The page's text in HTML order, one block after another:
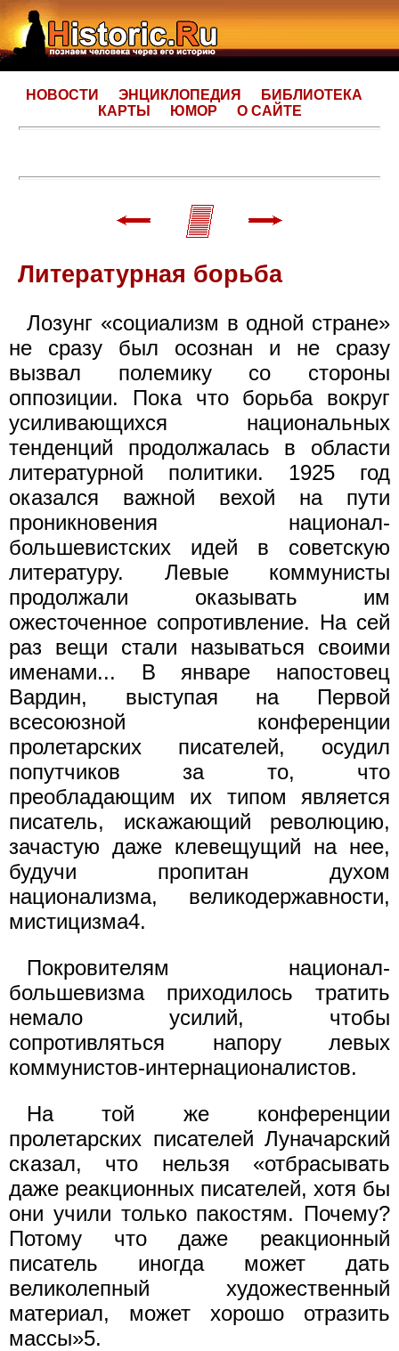
НОВОСТИ ЭНЦИКЛОПЕДИЯ
БИБЛИОТЕКА
КАРТЫ
ЮМОР О САЙТЕ
Литературная борьба
Лозунг «социализм в одной стране»
не сразу был осознан и не сразу
вызвал полемику со стороны
оппозиции. Пока что борьба вокруг
усиливающихся национальных
тенденций продолжалась в области
литературной политики. 1925 год
оказался важной вехой на пути
проникновения национал-
большевистских идей в советскую
литературу. Левые коммунисты
продолжали оказывать им
ожесточенное сопротивление. На сей
раз вещи стали называться своими
именами... В январе напостовец
Вардин, выступая на Первой
всесоюзной конференции
пролетарских писателей, осудил
попутчиков за то, что
преобладающим их типом является
писатель, искажающий революцию,
зачастую даже клевещущий на нее,
будучи пропитан духом
национализма, великодержавности,
мистицизма4.
Покровителям национал-
большевизма приходилось тратить
немало усилий, чтобы
сопротивляться напору левых
коммунистов-интернационалистов.
На той же конференции
пролетарских писателей Луначарский
сказал, что нельзя «отбрасывать
даже реакционных писателей, хотя бы
они учили только пакостям. Почему?
Потому что даже реакционный
писатель иногда может дать
великолепный художественный
материал, может хорошо отразить
массы»5.